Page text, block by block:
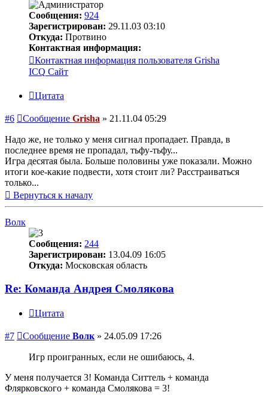
Сообщения: 924
Зарегистрирован: 29.11.03 03:10
Откуда: Протвино
Контактная информация:
Контактная информация пользователя Grisha
ICQ Сайт
Цитата
#6 Сообщение Grisha » 21.11.04 05:29
Надо же, не только у меня сигнал пропадает. Правда, в
последнее время не пропадал, тьфу-тьфу...
Игра десятая была. Больше половины уже показали. Можно
итоги кое-какие подвести, хотя стоит ли? Расстраиваться
только...
Вернуться к началу
Волк
Сообщения: 244
Зарегистрирован: 13.04.09 16:05
Откуда: Московская область
Re: Команда Андрея Смолякова
Цитата
#7 Сообщение Волк » 24.05.09 17:26
Игр проигранных, если не ошибаюсь, 4.
У меня получается 3! Команда Ситтель + команда
Флярковского + команда Смолякова = 3!